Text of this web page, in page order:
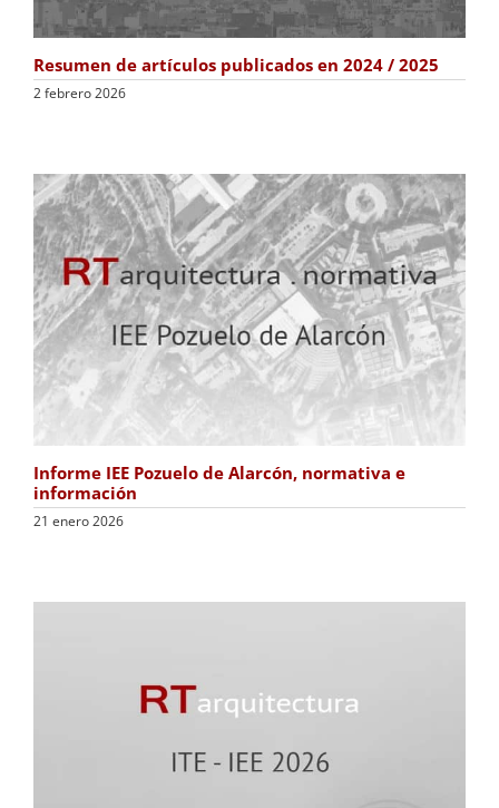
Resumen de artículos publicados en 2024 / 2025
2 febrero 2026
Informe IEE Pozuelo de Alarcón, normativa e
información
21 enero 2026